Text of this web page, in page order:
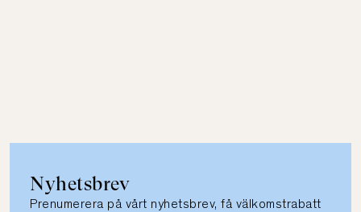
Nyhetsbrev
Prenumerera på vårt nyhetsbrev, få välkomstrabatt